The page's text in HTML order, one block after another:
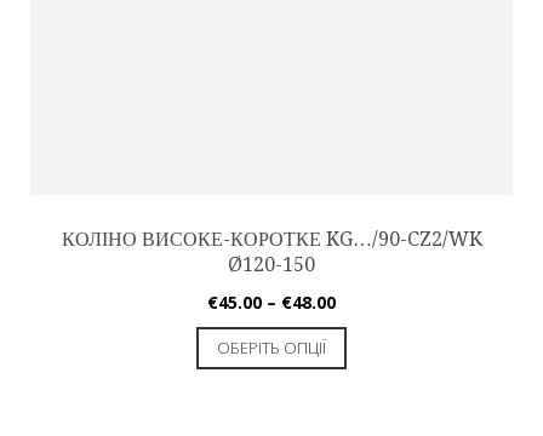
КОЛІНО ВИСОКЕ-КОРОТКЕ KG…/90-CZ2/WK
Ø120-150
€45.00 – €48.00
ОБЕРІТЬ ОПЦІЇ